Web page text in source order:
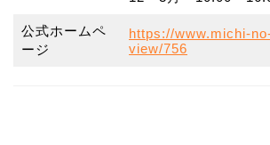
公式ホームペ
ージ
https://www.michi-
view/756